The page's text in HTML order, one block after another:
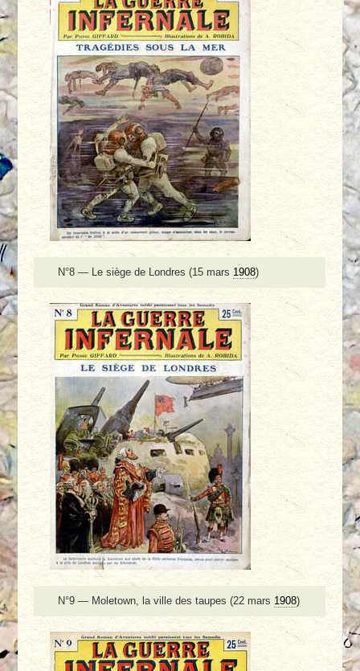
N°8 — Le siège de Londres (15 mars 1908)
N°9 — Moletown, la ville des taupes (22 mars 1908)